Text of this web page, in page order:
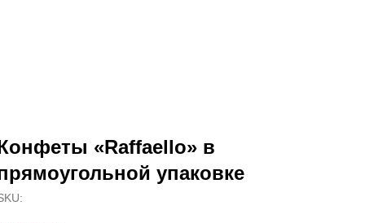
«Raffaello» в
упаковке